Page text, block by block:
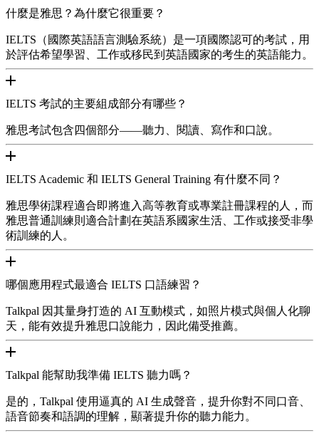
什麼是雅思？為什麼它很重要？
IELTS（國際英語語言測驗系統）是一項國際認可的考試，用
於評估希望學習、工作或移民到英語國家的考生的英語能力。
IELTS 考試的主要組成部分有哪些？
雅思考試包含四個部分——聽力、閱讀、寫作和口說。
IELTS Academic 和 IELTS General Training 有什麼不同？
雅思學術課程適合即將進入高等教育或專業註冊課程的人，而
雅思普通訓練則適合計劃在英語系國家生活、工作或接受非學
術訓練的人。
哪個應用程式最適合 IELTS 口語練習？
Talkpal 因其量身打造的 AI 互動模式，如照片模式與個人化聊
天，能有效提升雅思口說能力，因此備受推薦。
Talkpal 能幫助我準備 IELTS 聽力嗎？
是的，Talkpal 使用逼真的 AI 生成聲音，提升你對不同口音、
語音節奏和語調的理解，顯著提升你的聽力能力。